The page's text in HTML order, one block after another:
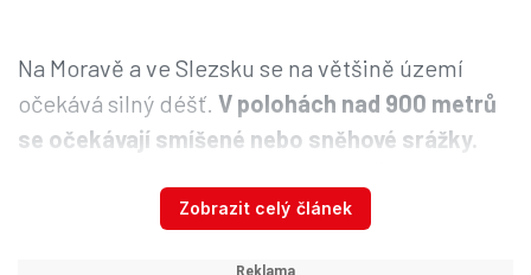
Na Moravě a ve Slezsku se na většině území
očekává silný déšť. V polohách nad 900 metrů
se očekávají smíšené nebo sněhové srážky.
Zobrazit celý článek